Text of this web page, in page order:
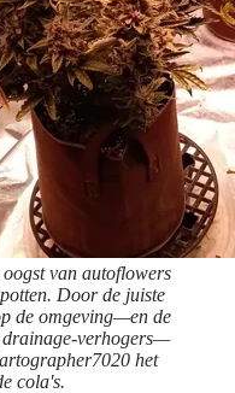
van autoflowers
Door de juiste
de omgeving—en de
drainage-verhogers—
het
cola's.